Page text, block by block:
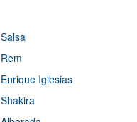
Salsa
Rem
Enrique Iglesias
Shakira